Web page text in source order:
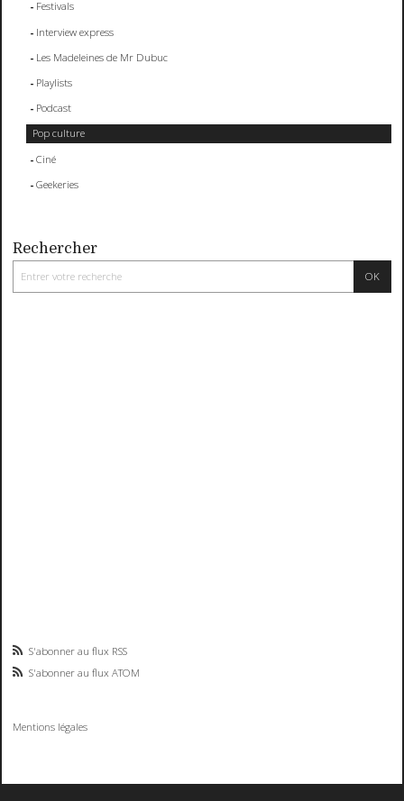
Festivals
Interview express
Les Madeleines de Mr Dubuc
Playlists
Podcast
Pop culture
Ciné
Geekeries
Rechercher
S'abonner au flux RSS
S'abonner au flux ATOM
Mentions légales